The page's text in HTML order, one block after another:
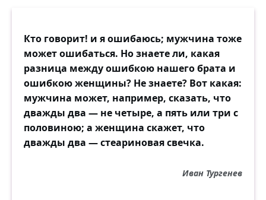
Кто говорит! и я ошибаюсь; мужчина тоже
может ошибаться. Но знаете ли, какая
разница между ошибкою нашего брата и
ошибкою женщины? Не знаете? Вот какая:
мужчина может, например, сказать, что
дважды два — не четыре, а пять или три с
половиною; а женщина скажет, что
дважды два — стеариновая свечка.
Иван Тургенев